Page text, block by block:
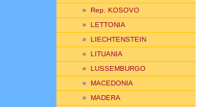
» Rep. KOSOVO
» LETTONIA
» LIECHTENSTEIN
» LITUANIA
» LUSSEMBURGO
» MACEDONIA
» MADERA